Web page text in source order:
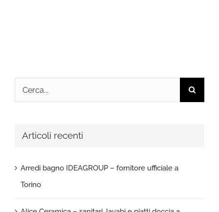
Cerca
per:
Articoli recenti
Arredi bagno IDEAGROUP – fornitore ufficiale a
Torino